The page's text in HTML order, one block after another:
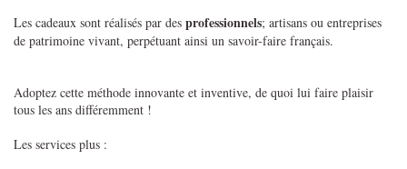
Les cadeaux sont réalisés par des professionnels; artisans ou entreprises
de patrimoine vivant, perpétuant ainsi un savoir-faire français.
Adoptez cette méthode innovante et inventive, de quoi lui faire plaisir
tous les ans différemment !
Les services plus :